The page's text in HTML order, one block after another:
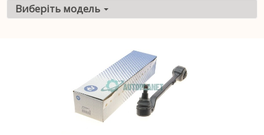
Виберіть модель